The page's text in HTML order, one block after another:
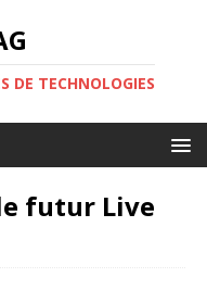
DE TECHNOLOGIES
futur Live